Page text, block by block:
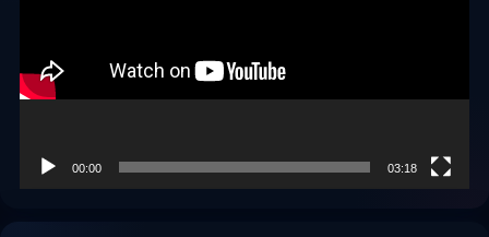
00:00 03:18